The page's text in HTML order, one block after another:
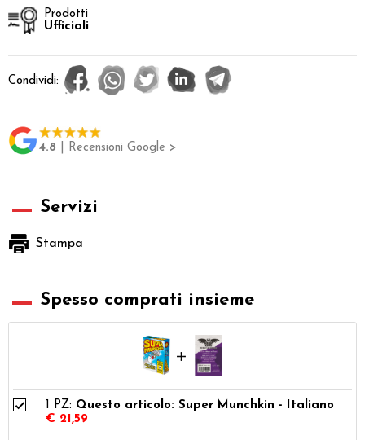
Prodotti
Ufficiali
Condividi:
4.8 | Recensioni Google >
Servizi
Stampa
Spesso comprati insieme
1 PZ: Questo articolo: Super Munchkin - Italiano
€ 21,59